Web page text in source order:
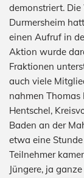
demonstriert.
Durmersheim
einen Aufruf in
Aktion wurde
Fraktionen
auch viele
nahmen Thomas
Hentschel,
Baden an der
etwa eine
Teilnehmer
Jüngere, ja